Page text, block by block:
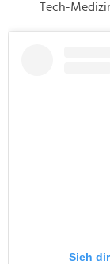
Tech-
Sieh